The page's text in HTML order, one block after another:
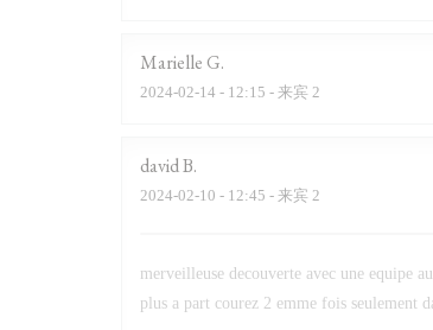
MarielleG
2024-02-14 - 12:15 - 来宾 2
davidB
2024-02-10 - 12:45 - 来宾 2
merveilleuse decouverte avec une equipe
plus a part courez 2 emme fois seulement